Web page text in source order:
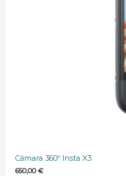
Cámara 360º Insta X3
650,00€